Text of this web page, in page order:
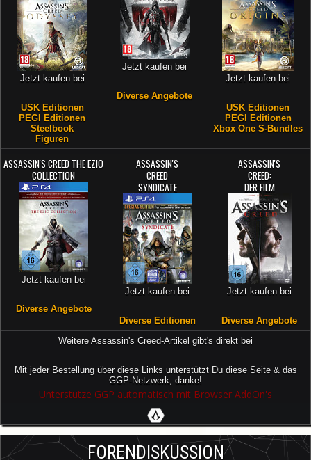
Jetzt kaufen bei
USK Editionen
PEGI Editionen
Steelbook
Figuren
Jetzt kaufen bei
Diverse Angebote
Jetzt kaufen bei
USK Editionen
PEGI Editionen
Xbox One S-Bundles
ASSASSIN'S CREED THE EZIO
COLLECTION
Jetzt kaufen bei
Diverse Angebote
ASSASSIN'S
CREED
SYNDICATE
Jetzt kaufen bei
Diverse Editionen
ASSASSIN'S
CREED:
DER FILM
Jetzt kaufen bei
Diverse Angebote
Weitere Assassin's Creed-Artikel gibt's direkt bei
Mit jeder Bestellung über diese Links unterstützt Du diese Seite & das
GGP-Netzwerk, danke!
Unterstütze GGP automatisch mit Browser AddOn's
FORENDISKUSSION